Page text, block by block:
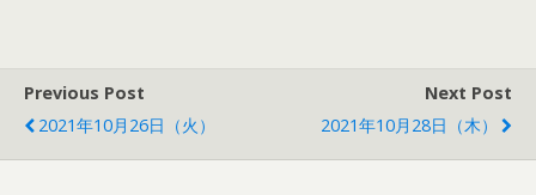
Previous Post
2021年10月26日（火）
Next Post
2021年10月28日（木）